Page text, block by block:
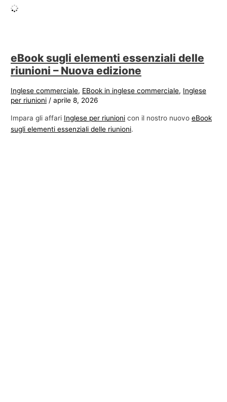
eBook sugli elementi essenziali delle
riunioni – Nuova edizione
Inglese commerciale, EBook in inglese commerciale, Inglese
per riunioni /aprile 8, 2026
Impara gli affari Inglese per riunioni con il nostro nuovoeBook
sugli elementi essenziali delle riunioni.